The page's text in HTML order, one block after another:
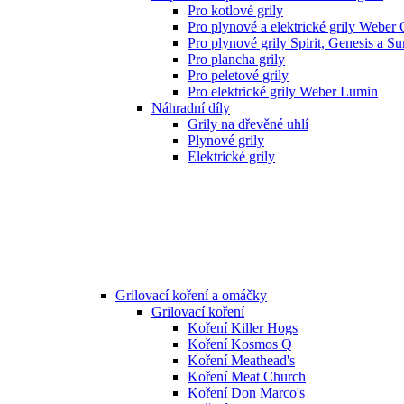
Pro kotlové grily
Pro plynové a elektrické grily Weber
Pro plynové grily Spirit, Genesis a
Pro plancha grily
Pro peletové grily
Pro elektrické grily Weber Lumin
Náhradní díly
Grily na dřevěné uhlí
Plynové grily
Elektrické grily
Grilovací koření a omáčky
Grilovací koření
Koření Killer Hogs
Koření Kosmos Q
Koření Meathead's
Koření Meat Church
Koření Don Marco's